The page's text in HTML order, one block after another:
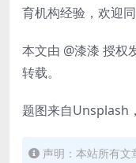
育机构经验，欢迎
本文由 @漆漆 授权
转载。
题图来自Unsplash
声明：本站所有